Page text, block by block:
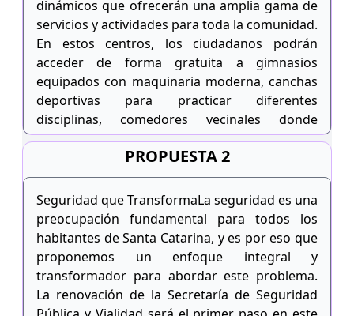
dinámicos que ofrecerán una amplia gama de
servicios y actividades para toda la comunidad.
En estos centros, los ciudadanos podrán
acceder de forma gratuita a gimnasios
equipados con maquinaria moderna, canchas
deportivas para practicar diferentes
disciplinas, comedores vecinales donde
compartir alimentos y fortalecer lazos
sociales, así como clases y talleres de idiomas,
música, danza y otras actividades culturales.La
idea detrás de los Centros de Transformación
es crear espacios inclusivos que fomenten el
bienestar físico, emocional y social de todos
los habitantes de Santa Catarina. Estos centros
no solo serán lugares para hacer ejercicio o
participar en actividades recreativas, sino que
también serán centros de aprendizaje y
PROPUESTA 2
Seguridad que TransformaLa seguridad es una
preocupación fundamental para todos los
habitantes de Santa Catarina, y es por eso que
proponemos un enfoque integral y
transformador para abordar este problema.
La renovación de la Secretaría de Seguridad